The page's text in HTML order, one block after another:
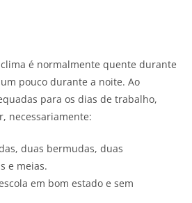
é normalmente quente durante
pouco durante a noite. Ao
para os dias de trabalho,
necessariamente:
duas bermudas, duas
e meias.
em bom estado e sem